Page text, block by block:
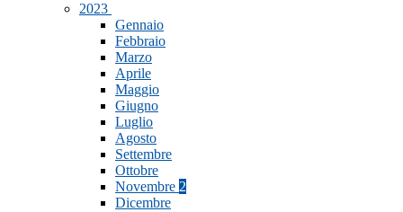
2023
Gennaio
Febbraio
Marzo
Aprile
Maggio
Giugno
Luglio
Agosto
Settembre
Ottobre
Novembre 2
Dicembre